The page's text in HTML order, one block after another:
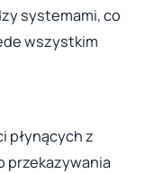
systemami, co
wszystkim
płynących z
przekazywania